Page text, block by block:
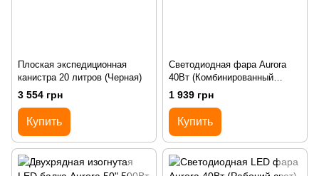
Плоская экспедиционная
канистра 20 литров (Черная)
3 554 грн
Купить
Светодиодная фара Aurora
40Вт (Комбинированный
белый свет, ДХО,
Поворотники)
1 939 грн
Купить